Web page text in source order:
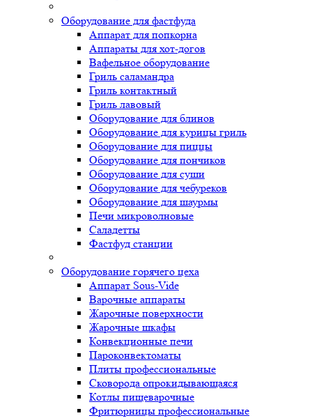
Оборудование для фастфуда
Аппарат для попкорна
Аппараты для хот-догов
Вафельное оборудование
Гриль саламандра
Гриль контактный
Гриль лавовый
Оборудование для блинов
Оборудование для курицы гриль
Оборудование для пиццы
Оборудование для пончиков
Оборудование для суши
Оборудование для чебуреков
Оборудование для шаурмы
Печи микроволновые
Саладетты
Фастфуд станции
Оборудование горячего цеха
Аппарат Sous-Vide
Варочные аппараты
Жарочные поверхности
Жарочные шкафы
Конвекционные печи
Пароконвектоматы
Плиты профессиональные
Сковорода опрокидывающаяся
Котлы пищеварочные
Фритюрницы профессиональные